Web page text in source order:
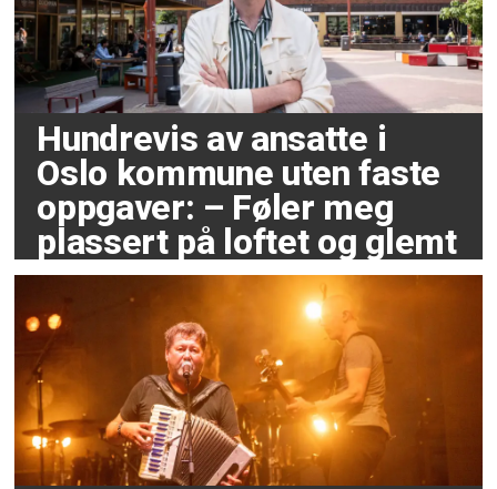
Hundrevis av ansatte i
Oslo kommune uten faste
oppgaver: – Føler meg
plassert på loftet og glemt